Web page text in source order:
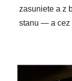
zasuniete a z
stanu — a cez